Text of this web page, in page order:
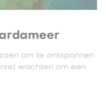
om te ontspannen
wachten om een